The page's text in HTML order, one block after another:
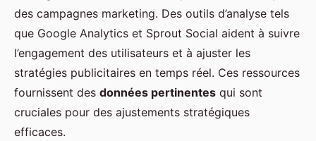
des campagnes marketing. Des outils d’analyse tels
que Google Analytics et Sprout Social aident à suivre
l’engagement des utilisateurs et à ajuster les
stratégies publicitaires en temps réel. Ces ressources
fournissent des données pertinentes qui sont
cruciales pour des ajustements stratégiques
efficaces.